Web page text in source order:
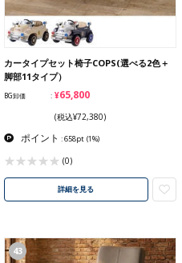
カータイプセット椅子COPS(選べる2色＋
脚部11タイプ）
BG卸価 ¥65,800
(税込¥72,380)
ポイント : 658pt (1%)
(0)
詳細を見る
43